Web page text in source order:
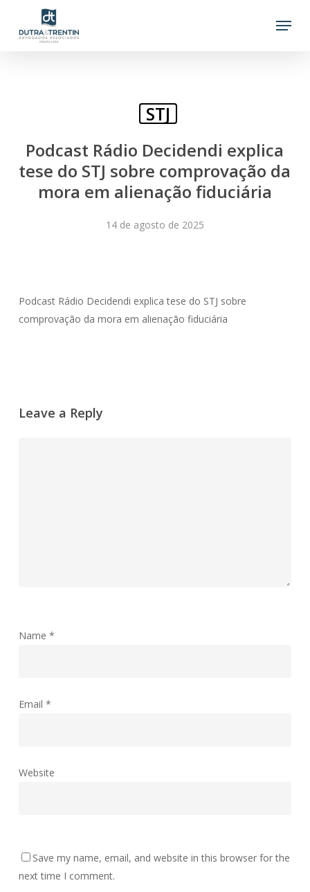
Menu
STJ
Podcast Rádio Decidendi explica
tese do STJ sobre comprovação da
mora em alienação fiduciária
14 de agosto de 2025
Podcast Rádio Decidendi explica tese do STJ sobre
comprovação da mora em alienação fiduciária
Leave a Reply
Name *
Email *
Website
Save my name, email, and website in this browser for the
next time I comment.